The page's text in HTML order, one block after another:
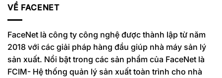
VỀ FACENET
FaceNet là công ty công nghệ được thành lập từ năm
2018 với các giải pháp hàng đầu giúp nhà máy sản lý
sản xuất. Nổi bật trong các sản phẩm của FaceNet là
FCIM- Hệ thống quản lý sản xuất toàn trình cho nhà